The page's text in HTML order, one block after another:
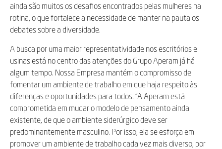
ainda são muitos os desafios encontrados pelas mulheres na
rotina, o que fortalece a necessidade de manter na pauta os
debates sobre a diversidade.
A busca por uma maior representatividade nos escritórios e
usinas está no centro das atenções do Grupo Aperam já há
algum tempo. Nossa Empresa mantém o compromisso de
fomentar um ambiente de trabalho em que haja respeito às
diferenças e oportunidades para todos. “A Aperam está
comprometida em mudar o modelo de pensamento ainda
existente, de que o ambiente siderúrgico deve ser
predominantemente masculino. Por isso, ela se esforça em
promover um ambiente de trabalho cada vez mais diverso, por